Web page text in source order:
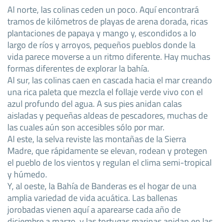
Al norte, las colinas ceden un poco. Aquí encontrará
tramos de kilómetros de playas de arena dorada, ricas
plantaciones de papaya y mango y, escondidos a lo
largo de ríos y arroyos, pequeños pueblos donde la
vida parece moverse a un ritmo diferente. Hay muchas
formas diferentes de explorar la bahía.
Al sur, las colinas caen en cascada hacia el mar creando
una rica paleta que mezcla el follaje verde vivo con el
azul profundo del agua. A sus pies anidan calas
aisladas y pequeñas aldeas de pescadores, muchas de
las cuales aún son accesibles sólo por mar.
Al este, la selva reviste las montañas de la Sierra
Madre, que rápidamente se elevan, rodean y protegen
el pueblo de los vientos y regulan el clima semi-tropical
y húmedo.
Y, al oeste, la Bahía de Banderas es el hogar de una
amplia variedad de vida acuática. Las ballenas
jorobadas vienen aquí a aparearse cada año de